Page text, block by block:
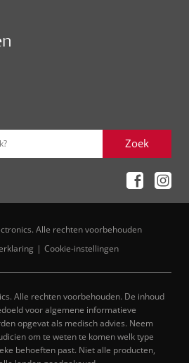
Zoek
Alle rechten voorbehouden
Cookie-instellingen
Alle rechten voorbehouden. De inhoud
voor algemene informatieve
opgevat als medisch advies. Neem
om te weten te komen welk type
behoeften past. Niet alle producten,